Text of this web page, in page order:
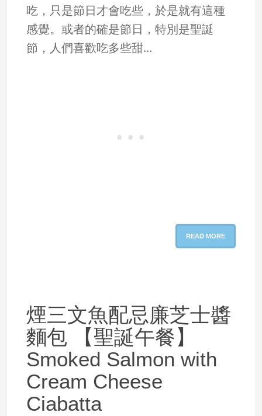
吃，只是節日才會吃些，於是就有這種
感覺。或者的確是節日，特別是聖誕
節，人們喜歡吃多些甜...
READ MORE
煙三文魚配忌廉芝士醬
麵包 【聖誕午餐】
Smoked Salmon with
Cream Cheese
Ciabatta